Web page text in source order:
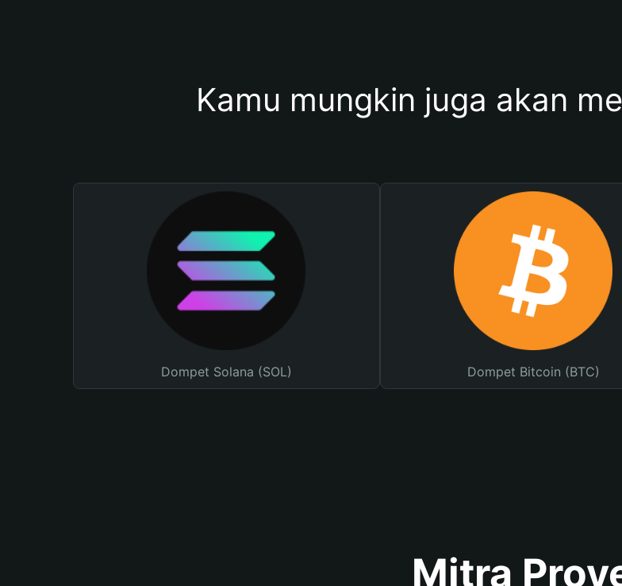
Kamu mungkin juga akan
Dompet Solana (SOL) Dompet Bitcoin (BTC)
Mitra